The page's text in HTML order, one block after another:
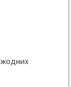
жодних